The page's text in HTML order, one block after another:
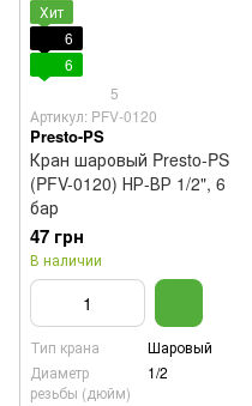
Хит
6
6
5
Артикул: PFV-0120
Presto-PS
Кран шаровый Presto-PS
(PFV-0120) НР-ВР 1/2", 6
бар
47 грн
В наличии
Тип крана
Шаровый
Диаметр
резьбы (дюйм)
1/2